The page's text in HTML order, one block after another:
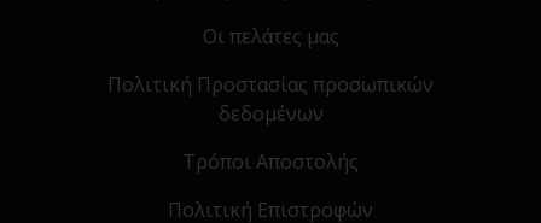
Οι πελάτες μας
Πολιτική Προστασίας προσωπικών
δεδομένων
Τρόποι Αποστολής
Πολιτική Επιστροφών